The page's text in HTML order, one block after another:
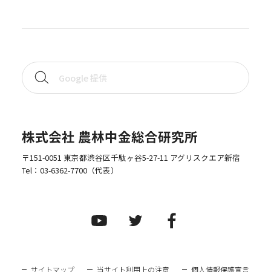
株式会社 農林中金総合研究所
〒151-0051 東京都渋谷区千駄ヶ谷5-27-11 アグリスクエア新宿
Tel： 03-6362-7700（代表）
サイトマップ 当サイト利用上の注意 個人情報保護宣言